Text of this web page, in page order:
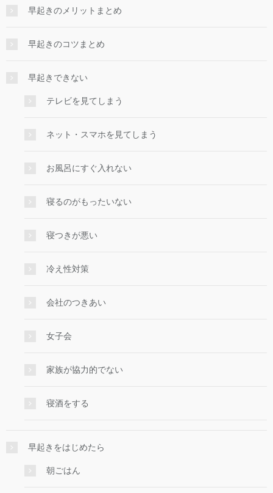
早起きのメリットまとめ
早起きのコツまとめ
早起きできない
テレビを見てしまう
ネット・スマホを見てしまう
お風呂にすぐ入れない
寝るのがもったいない
寝つきが悪い
冷え性対策
会社のつきあい
女子会
家族が協力的でない
寝酒をする
早起きをはじめたら
朝ごはん